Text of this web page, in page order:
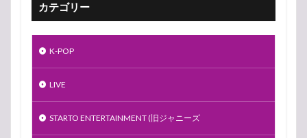
カテゴリー
K-POP
LIVE
STARTO ENTERTAINMENT (旧ジャニーズ